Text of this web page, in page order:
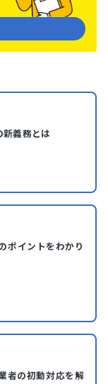
義務とは
ポイントをわかり
者の初動対応を解